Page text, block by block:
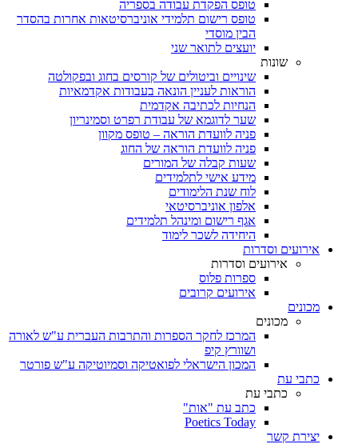
טופס הפקדת עבודה בספריה
טופס רישום תלמידי אוניברסיטאות אחרות בהסדר
הבין מוסדי
יועצים לתואר שני
שונות
שינויים וביטולים של קורסים בחוג ובפקולטה
הוראות לעניין הונאה בעבודות אקדמאיות
הנחיות לכתיבה אקדמית
שער לדוגמא של עבודת רפרט וסמינריון
פניה לוועדת הוראה – טופס מקוון
פניה לוועדת הוראה של החוג
שעות קבלה של המורים
מידע אישי לתלמידים
לוח שנת הלימודים
אלפון אוניברסיטאי
אגף רישום ומינהל תלמידים
היחידה לשכר לימוד
אירועים וסדרות
אירועים וסדרות
ספרות פלוס
אירועים קרובים
מכונים
מכונים
המרכז לחקר הספרות והתרבות העברית ע"ש לאורה
ושוורץ קיפ
המכון הישראלי לפואטיקה וסמיוטיקה ע"ש פורטר
כתבי עת
כתבי עת
כתב עת "אות"
Poetics Today
יצירת קשר